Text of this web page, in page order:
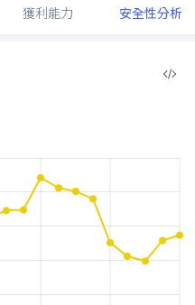
獲利能力 安全性分析